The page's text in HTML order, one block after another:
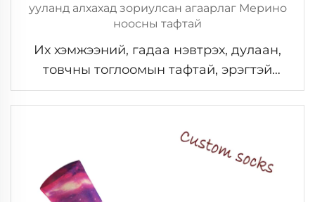
Их хэмжээний, гадаа нэвтрэх, дулаан,
товчны тоглоомын тафтай, эрэгтэй
хүмүүсийн ууланд алхахад зориулсан
агаарлаг Мерино ноосны тафтай